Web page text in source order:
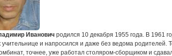
Ивановичродился 10 декабря 1955 года. В 1961
и напросился и даже без ведома родителей.
точнее, уже работал столяром-сборщиком и